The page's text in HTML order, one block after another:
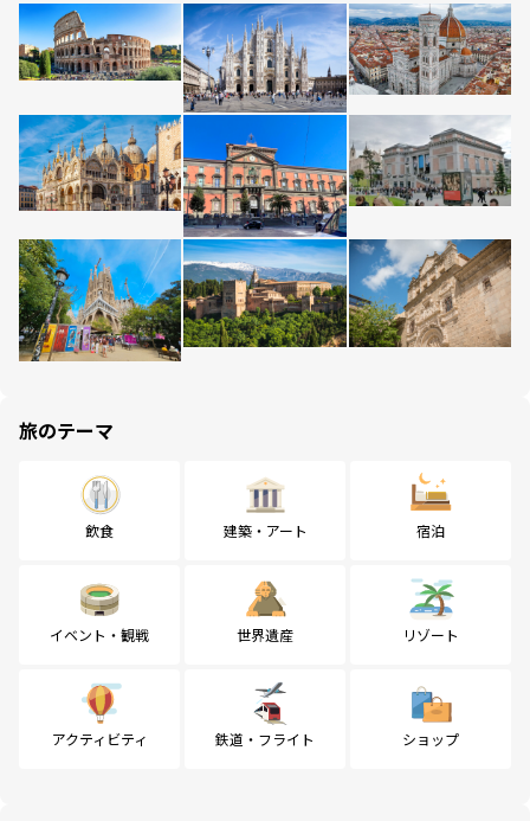
旅のテーマ
飲食 建築・アート 宿泊
イベント・観戦 世界遺産 リゾート
アクティビティ 鉄道・フライト ショップ